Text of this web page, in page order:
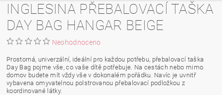
INGLESINA PŘEBALOVACÍ TAŠKA
DAY BAG HANGAR BEIGE
Neohodnoceno
Prostorná, univerzální, ideální pro každou potřebu, přebalovací taška
Day Bag pojme vše, co vaše dítě potřebuje. Na cestách nebo mimo
domov budete mít vždy vše v dokonalém pořádku. Navíc je uvnitř
vybavena omyvatelnou polstrovanou přebalovací podložkou z
koordinované látky.